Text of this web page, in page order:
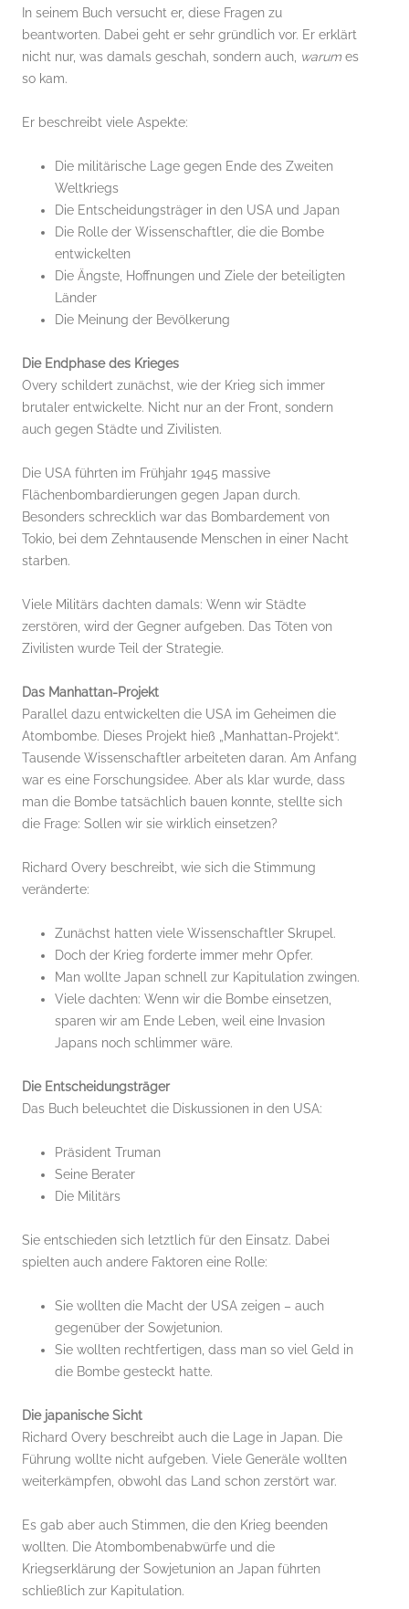
In seinem Buch versucht er, diese Fragen zu
beantworten. Dabei geht er sehr gründlich vor. Er erklärt
nicht nur, was damals geschah, sondern auch, warum es
so kam.
Er beschreibt viele Aspekte:
Die militärische Lage gegen Ende des Zweiten
Weltkriegs
Die Entscheidungsträger in den USA und Japan
Die Rolle der Wissenschaftler, die die Bombe
entwickelten
Die Ängste, Hoffnungen und Ziele der beteiligten
Länder
Die Meinung der Bevölkerung
Die Endphase des Krieges
Overy schildert zunächst, wie der Krieg sich immer
brutaler entwickelte. Nicht nur an der Front, sondern
auch gegen Städte und Zivilisten.
Die USA führten im Frühjahr 1945 massive
Flächenbombardierungen gegen Japan durch.
Besonders schrecklich war das Bombardement von
Tokio, bei dem Zehntausende Menschen in einer Nacht
starben.
Viele Militärs dachten damals: Wenn wir Städte
zerstören, wird der Gegner aufgeben. Das Töten von
Zivilisten wurde Teil der Strategie.
Das Manhattan-Projekt
Parallel dazu entwickelten die USA im Geheimen die
Atombombe. Dieses Projekt hieß „Manhattan-Projekt“.
Tausende Wissenschaftler arbeiteten daran. Am Anfang
war es eine Forschungsidee. Aber als klar wurde, dass
man die Bombe tatsächlich bauen konnte, stellte sich
die Frage: Sollen wir sie wirklich einsetzen?
Richard Overy beschreibt, wie sich die Stimmung
veränderte:
Zunächst hatten viele Wissenschaftler Skrupel.
Doch der Krieg forderte immer mehr Opfer.
Man wollte Japan schnell zur Kapitulation zwingen.
Viele dachten: Wenn wir die Bombe einsetzen,
sparen wir am Ende Leben, weil eine Invasion
Japans noch schlimmer wäre.
Die Entscheidungsträger
Das Buch beleuchtet die Diskussionen in den USA:
Präsident Truman
Seine Berater
Die Militärs
Sie entschieden sich letztlich für den Einsatz. Dabei
spielten auch andere Faktoren eine Rolle:
Sie wollten die Macht der USA zeigen – auch
gegenüber der Sowjetunion.
Sie wollten rechtfertigen, dass man so viel Geld in
die Bombe gesteckt hatte.
Die japanische Sicht
Richard Overy beschreibt auch die Lage in Japan. Die
Führung wollte nicht aufgeben. Viele Generäle wollten
weiterkämpfen, obwohl das Land schon zerstört war.
Es gab aber auch Stimmen, die den Krieg beenden
wollten. Die Atombombenabwürfe und die
Kriegserklärung der Sowjetunion an Japan führten
schließlich zur Kapitulation.